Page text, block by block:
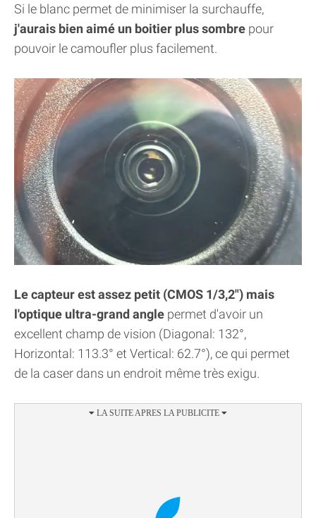
Si le blanc permet de minimiser la surchauffe,
j'aurais bien aimé un boitier plus sombre pour
pouvoir le camoufler plus facilement.
Le capteur est assez petit (CMOS 1/3,2") mais
l'optique ultra-grand angle permet d'avoir un
excellent champ de vision (Diagonal: 132°,
Horizontal: 113.3° et Vertical: 62.7°), ce qui permet
de la caser dans un endroit même très exigu.